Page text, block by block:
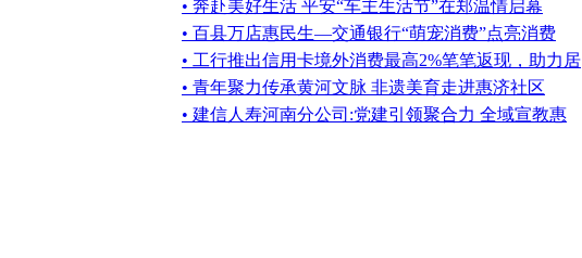
• 奔赴美好生活 平安“车主生活节”在郑温情启幕
• 百县万店惠民生—交通银行“萌宠消费”点亮消费
• 工行推出信用卡境外消费最高2%笔笔返现，助力居
• 青年聚力传承黄河文脉 非遗美育走进惠济社区
• 建信人寿河南分公司:党建引领聚合力 全域宣教惠